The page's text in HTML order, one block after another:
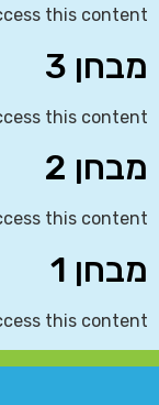
this content
מבחן 3
this content
מבחן 2
this content
מבחן 1
this content